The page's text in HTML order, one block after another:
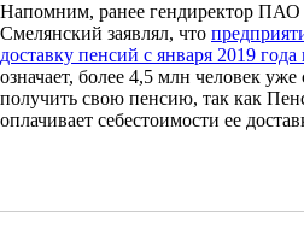
Напомним, ранее гендиректор
Смелянский заявлял, что
доставку пенсий с января 2019
означает, более 4,5 млн человек
получить свою пенсию, так как
оплачивает себестоимости ее